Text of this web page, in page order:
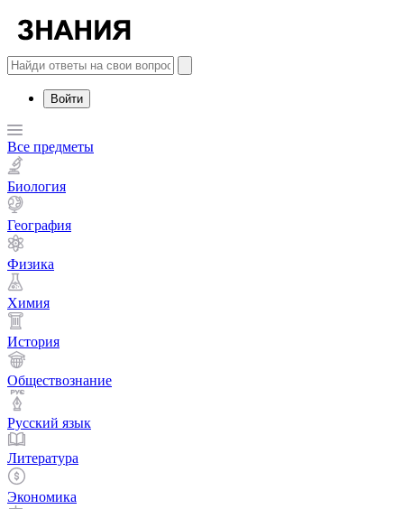
Войти
Все предметы
Биология
География
Физика
Химия
История
Обществознание
Русский язык
Литература
Экономика